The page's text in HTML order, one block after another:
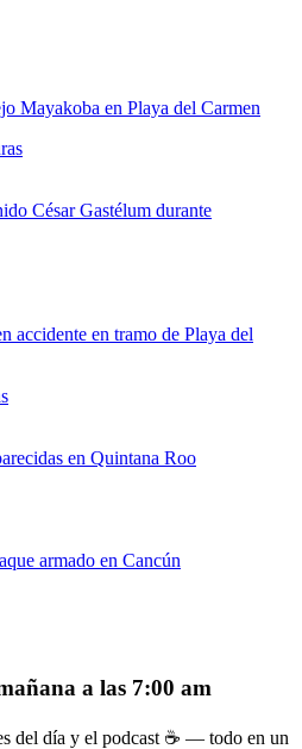
Mayakoba en Playa del Carmen
César Gastélum durante
accidente en tramo de Playa del
en Quintana Roo
armado en Cancún
a las 7:00 am
del día y el podcast ☕ — todo en un